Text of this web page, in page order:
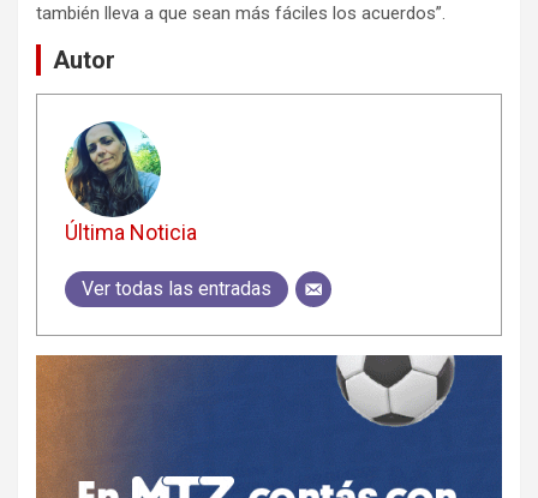
también lleva a que sean más fáciles los acuerdos”.
Autor
Última Noticia
Ver todas las entradas